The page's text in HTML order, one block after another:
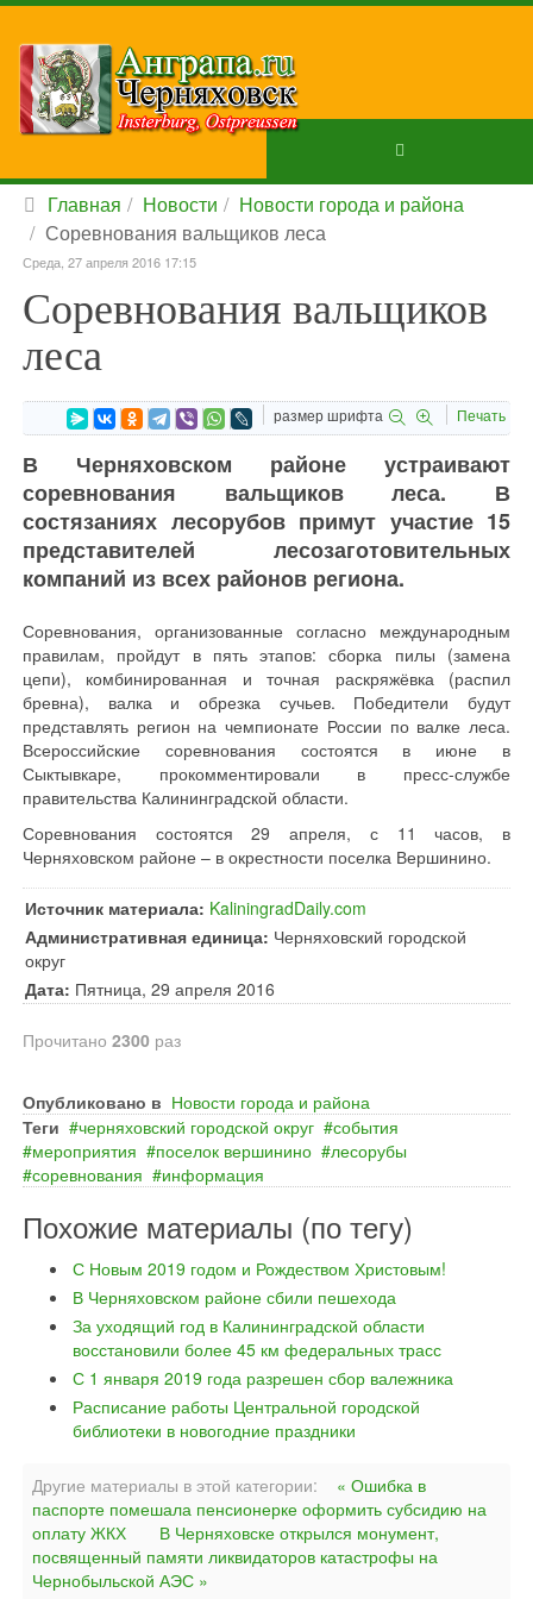
Главная Новости
Новости города и района
Соревнования вальщиков леса
Среда, 27 апреля 2016 17:15
Соревнования вальщиков
леса
размер шрифта Печать
В Черняховском районе устраивают
соревнования вальщиков леса. В
состязаниях лесорубов примут участие 15
представителей лесозаготовительных
компаний из всех районов региона.
Соревнования, организованные согласно международным
правилам, пройдут в пять этапов: сборка пилы (замена
цепи), комбинированная и точная раскряжёвка (распил
бревна), валка и обрезка сучьев. Победители будут
представлять регион на чемпионате России по валке леса.
Всероссийские соревнования состоятся в июне в
Сыктывкаре, прокомментировали в пресс-службе
правительства Калининградской области.
Соревнования состоятся 29 апреля, с 11 часов, в
Черняховском районе – в окрестности поселка Вершинино.
Источник материала: KaliningradDaily.com
Административная единица: Черняховский городской
округ
Дата: Пятница, 29 апреля 2016
Прочитано 2300 раз
Опубликовано в Новости города и района
Теги
черняховский городской округ
события
мероприятия
поселок вершинино
лесорубы
соревнования
информация
Похожие материалы (по тегу)
С Новым 2019 годом и Рождеством Христовым!
В Черняховском районе сбили пешехода
За уходящий год в Калининградской области
восстановили более 45 км федеральных трасс
С 1 января 2019 года разрешен сбор валежника
Расписание работы Центральной городской
библиотеки в новогодние праздники
Другие материалы в этой категории:
« Ошибка в
паспорте помешала пенсионерке оформить субсидию на
оплату ЖКХ
В Черняховске открылся монумент,
посвященный памяти ликвидаторов катастрофы на
Чернобыльской АЭС »